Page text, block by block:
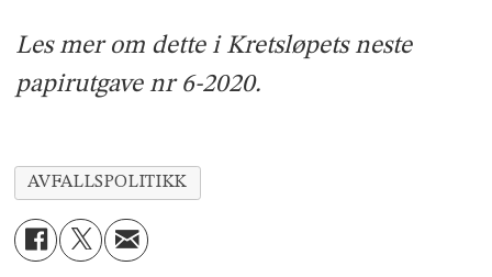
Les mer om dette i Kretsløpets neste
papirutgave nr 6-2020.
AVFALLSPOLITIKK